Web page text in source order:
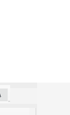
automobilima im se